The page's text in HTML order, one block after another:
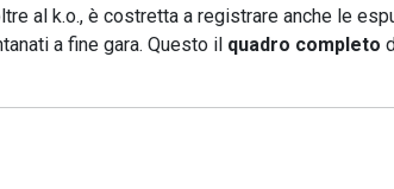
al k.o., è costretta a registrare anche le
a fine gara. Questo il quadro completo